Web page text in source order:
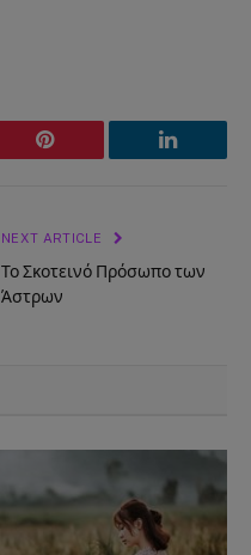
Pinterest LinkedIn
NEXT ARTICLE
Το Σκοτεινό Πρόσωπο των
Άστρων